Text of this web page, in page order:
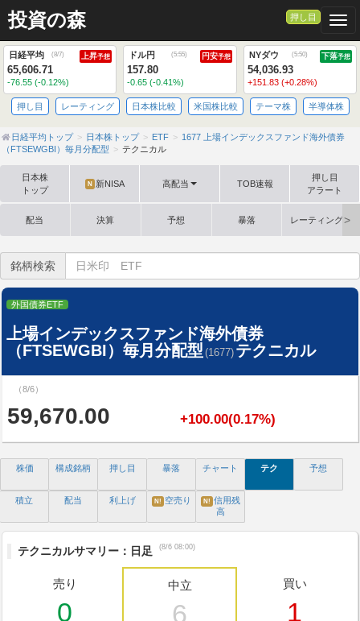
投資の森 押し目
日経平均 (8/7) 上昇予想
65,606.71
-76.55 (-0.12%)
ドル円 (5:55) 円安予想
157.80
-0.65 (-0.41%)
NYダウ (5:50) 下落予想
54,036.93
+151.83 (+0.28%)
押し目 レーティング 日本株比較 米国株比較 テーマ株 半導体株
日経平均トップ 日本株トップ ETF
1677 上場インデックスファンド海外債券
（FTSEWGBI）毎月分配型
テクニカル
日本株
トップ
N 新NISA 高配当 TOB速報
押し目
アラート
配当 決算 予想 暴落 レーティング格
銘柄検索
外国債券ETF
上場インデックスファンド海外債券
（FTSEWGBI）毎月分配型 (1677) テクニカル
（8/6）
59,670.00 +100.00(0.17%)
株価 構成銘柄 押し目 暴落 チャート テク 予想
積立 配当 利上げ N! 空売り N! 信用残
高
テクニカルサマリー：日足 (8/6 08:00)
売り
0
中立
6
買い
1